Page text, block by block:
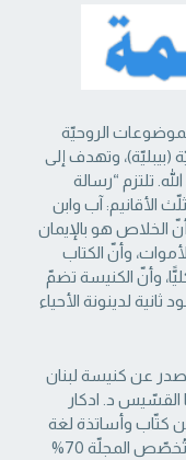
الروحيّة
(بيبليّة)، وتهدف إلى
تلتزم “رسالة
الأقانيم: آب وابن
الخلاص هو بالإيمان
وأنّ الكتاب
وأنّ الكنيسة تضمّ
لدينونة الأحياء
عن كنيسة لبنان
القسّيس د. ادكار
من 40 متطوّعًا من كتّاب وأساتذة لغة
‏وإخراج ومصوّرين وفريق تسويق وإداريّين. تُخصّص المجلّة 70%